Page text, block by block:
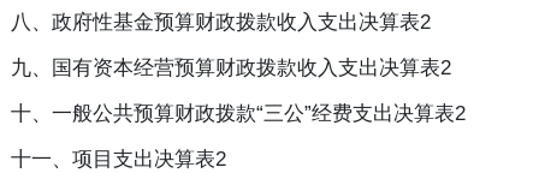
八、政府性基金预算财政拨款收入支出决算表2
九、国有资本经营预算财政拨款收入支出决算表2
十、一般公共预算财政拨款“三公”经费支出决算表2
十一、项目支出决算表2